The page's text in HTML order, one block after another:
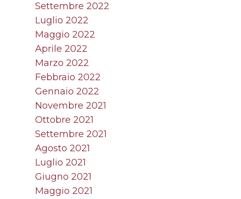
Settembre 2022
Luglio 2022
Maggio 2022
Aprile 2022
Marzo 2022
Febbraio 2022
Gennaio 2022
Novembre 2021
Ottobre 2021
Settembre 2021
Agosto 2021
Luglio 2021
Giugno 2021
Maggio 2021